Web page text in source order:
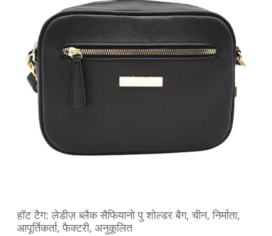
हॉट टैग: लेडीज़ ब्लैक सैफियानो पु शोल्डर बैग, चीन, निर्माता,
आपूर्तिकर्ता, फैक्टरी, अनुकूलित